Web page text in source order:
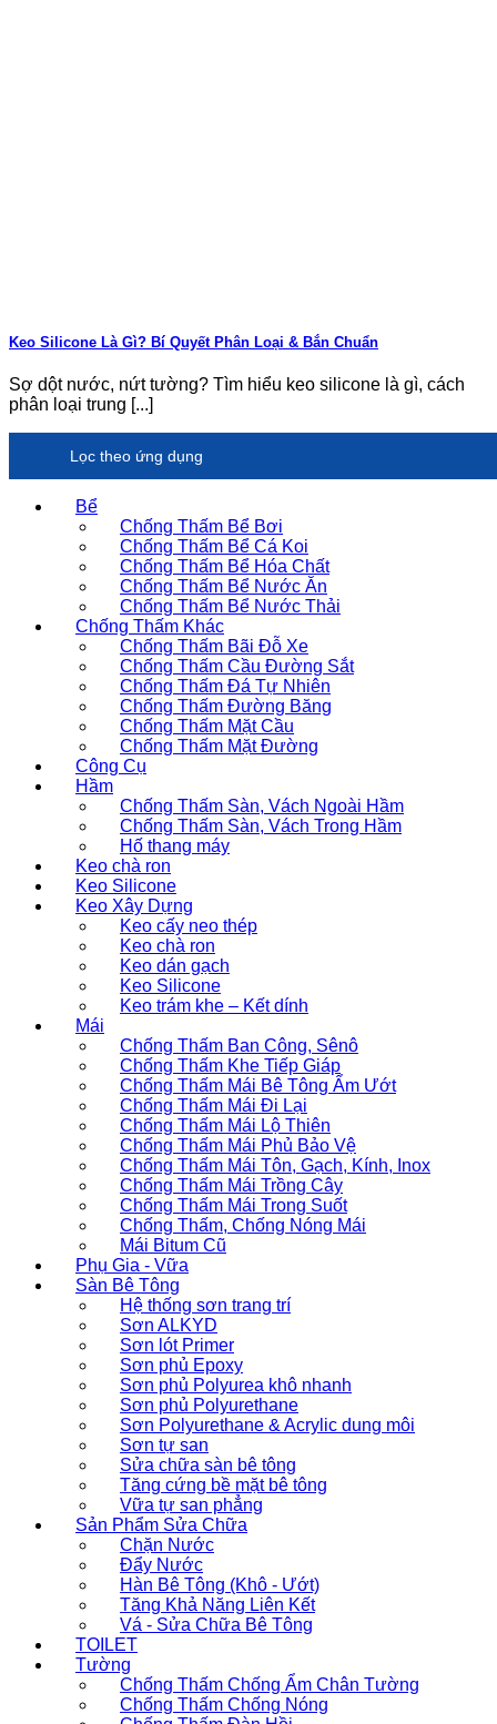
Keo Silicone Là Gì? Bí Quyết Phân Loại & Bắn Chuẩn
Sợ dột nước, nứt tường? Tìm hiểu keo silicone là gì, cách
phân loại trung [...]
Lọc theo ứng dụng
Bể
Chống Thấm Bể Bơi
Chống Thấm Bể Cá Koi
Chống Thấm Bể Hóa Chất
Chống Thấm Bể Nước Ăn
Chống Thấm Bể Nước Thải
Chống Thấm Khác
Chống Thấm Bãi Đỗ Xe
Chống Thấm Cầu Đường Sắt
Chống Thấm Đá Tự Nhiên
Chống Thấm Đường Băng
Chống Thấm Mặt Cầu
Chống Thấm Mặt Đường
Công Cụ
Hầm
Chống Thấm Sàn, Vách Ngoài Hầm
Chống Thấm Sàn, Vách Trong Hầm
Hố thang máy
Keo chà ron
Keo Silicone
Keo Xây Dựng
Keo cấy neo thép
Keo chà ron
Keo dán gạch
Keo Silicone
Keo trám khe – Kết dính
Mái
Chống Thấm Ban Công, Sênô
Chống Thấm Khe Tiếp Giáp
Chống Thấm Mái Bê Tông Ẩm Ướt
Chống Thấm Mái Đi Lại
Chống Thấm Mái Lộ Thiên
Chống Thấm Mái Phủ Bảo Vệ
Chống Thấm Mái Tôn, Gạch, Kính, Inox
Chống Thấm Mái Trồng Cây
Chống Thấm Mái Trong Suốt
Chống Thấm, Chống Nóng Mái
Mái Bitum Cũ
Phụ Gia - Vữa
Sàn Bê Tông
Hệ thống sơn trang trí
Sơn ALKYD
Sơn lót Primer
Sơn phủ Epoxy
Sơn phủ Polyurea khô nhanh
Sơn phủ Polyurethane
Sơn Polyurethane & Acrylic dung môi
Sơn tự san
Sửa chữa sàn bê tông
Tăng cứng bề mặt bê tông
Vữa tự san phẳng
Sản Phẩm Sửa Chữa
Chặn Nước
Đẩy Nước
Hàn Bê Tông (Khô - Ướt)
Tăng Khả Năng Liên Kết
Vá - Sửa Chữa Bê Tông
TOILET
Tường
Chống Thấm Chống Ẩm Chân Tường
Chống Thấm Chống Nóng